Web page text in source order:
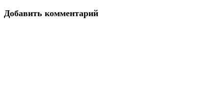
Добавить комментарий